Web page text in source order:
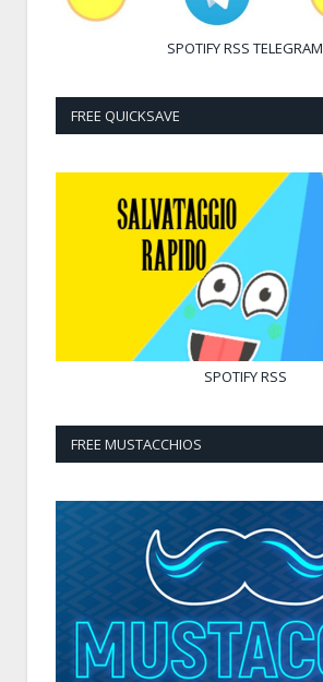
SPOTIFYRSS TELEGRAM
FREE QUICKSAVE
SPOTIFYRSS
FREE MUSTACCHIOS